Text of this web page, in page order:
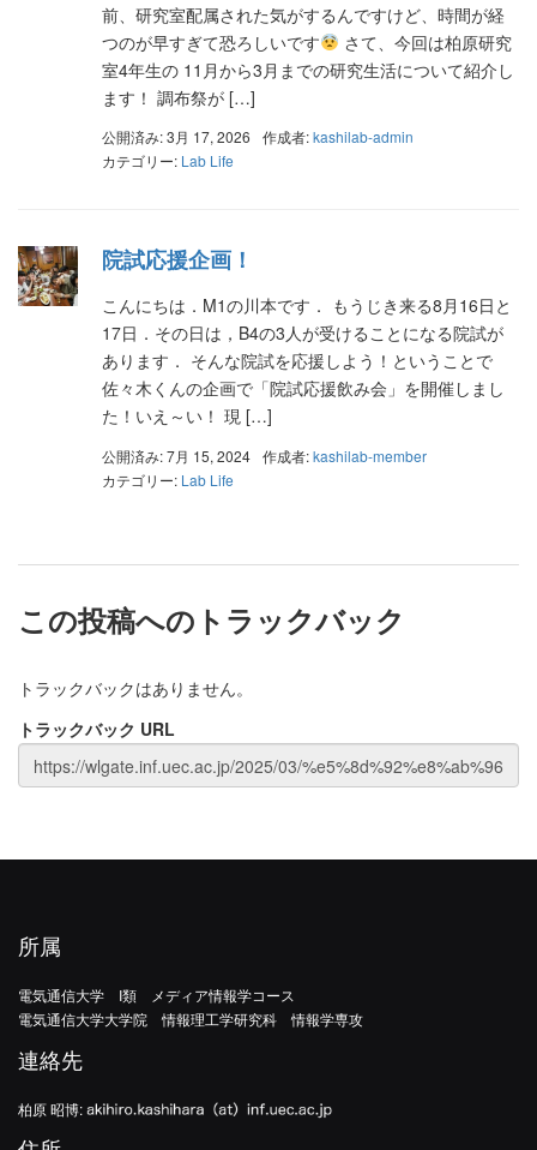
前、研究室配属された気がするんですけど、時間が経
つのが早すぎて恐ろしいです
さて、今回は柏原研究
室4年生の 11月から3月までの研究生活について紹介し
ます！ 調布祭が […]
公開済み: 3月 17, 2026 作成者:kashilab-admin
カテゴリー: Lab Life
院試応援企画！
こんにちは．M1の川本です． もうじき来る8月16日と
17日．その日は，B4の3人が受けることになる院試が
あります． そんな院試を応援しよう！ということで
佐々木くんの企画で「院試応援飲み会」を開催しまし
た！いえ～い！ 現 […]
公開済み: 7月 15, 2024 作成者:kashilab-member
カテゴリー: Lab Life
この投稿へのトラックバック
トラックバックはありません。
トラックバック URL
所属
電気通信大学 I類 メディア情報学コース
電気通信大学大学院 情報理工学研究科 情報学専攻
連絡先
柏原 昭博: